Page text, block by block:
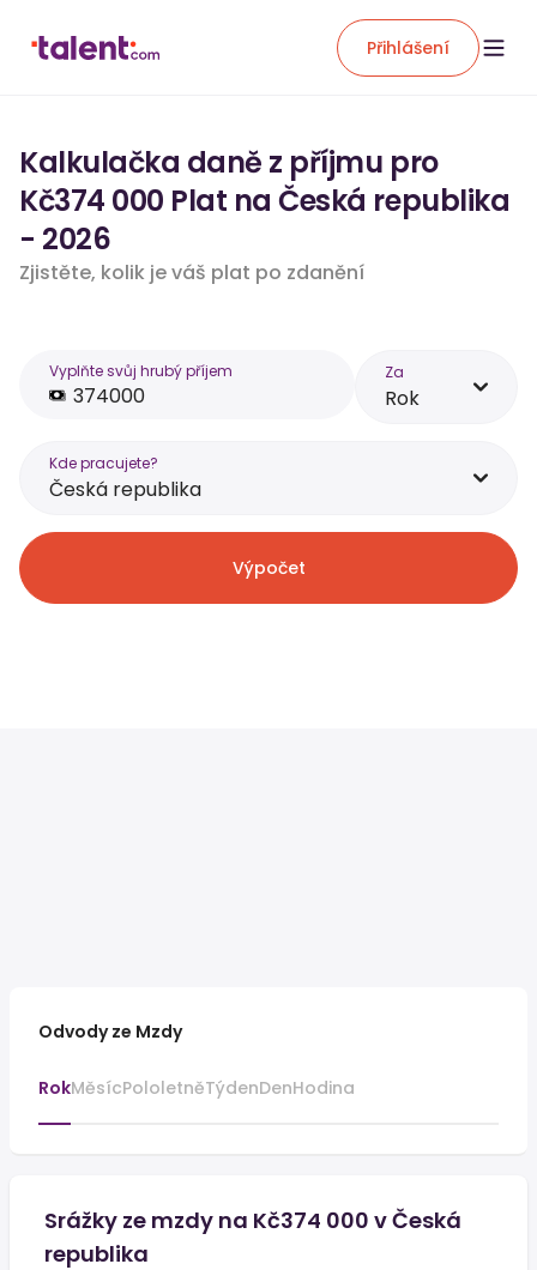
Přihlášení
Kalkulačka daně z příjmu pro
Kč374 000 Plat na Česká republika
- 2026
Zjistěte, kolik je váš plat po zdanění
Vyplňte svůj hrubý příjem Za
Rok
Kde pracujete?
Česká republika
Výpočet
Odvody ze Mzdy
RokMěsícPololetněTýdenDenHodina
Srážky ze mzdy na Kč374 000 v Česká
republika